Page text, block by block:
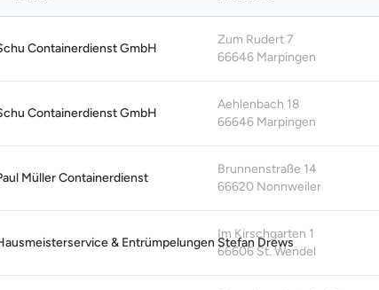
Containerdienst GmbH
Zum Rudert 7
66646 Marpingen
Containerdienst GmbH
Aehlenbach 18
66646 Marpingen
Müller Containerdienst
Brunnenstraße 14
66620 Nonnweiler
& Entrümpelungen Stefan Drews
Im Kirschgarten 1
66606 St. Wendel